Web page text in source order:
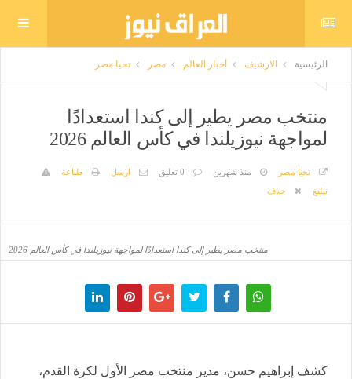
الرئيسية الارشيف أخبار العالم مصر تحيا مصر
منتخب مصر يطير إلى كندا استعدادًا
لمواجهة نيوزيلندا في كأس العالم 2026
تحيا مصر منذ شهرين 0 تعليق ارسل
طباعة
تبليغ
حذف
منتخب مصر يطير إلى كندا استعدادًا لمواجهة نيوزيلندا في كأس العالم 2026
كشف إبراهيم حسن، مدير منتخب مصر الأول لكرة القدم،